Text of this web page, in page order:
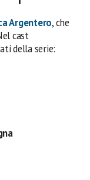
Argentero, che
cast
della serie: